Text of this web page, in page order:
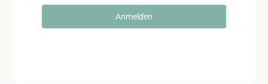
Anmelden